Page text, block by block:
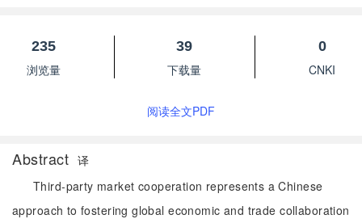
235
浏览量
39
下载量
0
CNKI
阅读全文PDF
Abstract 译
Third-party market cooperation represents a Chinese
approach to fostering global economic and trade collaboration